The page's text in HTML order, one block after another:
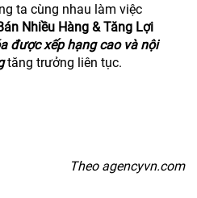
ta cùng nhau làm việc
Nhiều Hàng & Tăng Lợi
được xếp hạng cao và nội
tăng trưởng liên tục.
Theo agencyvn.com